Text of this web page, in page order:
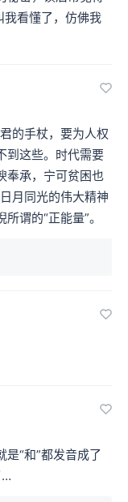
我看懂了，仿佛我
的手杖，要为人权
到这些。时代需要
奉承，宁可贫困也
月同光的伟大精神
谓的“正能量”。
“和”都发音成了
…